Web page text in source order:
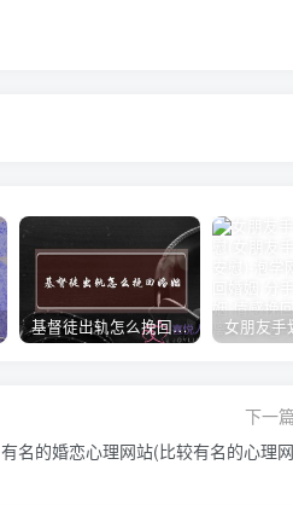
基督徒出轨怎么挽回婚姻(基督徒面对出轨婚姻)
下一
有名的婚恋心理网站(比较有名的心理